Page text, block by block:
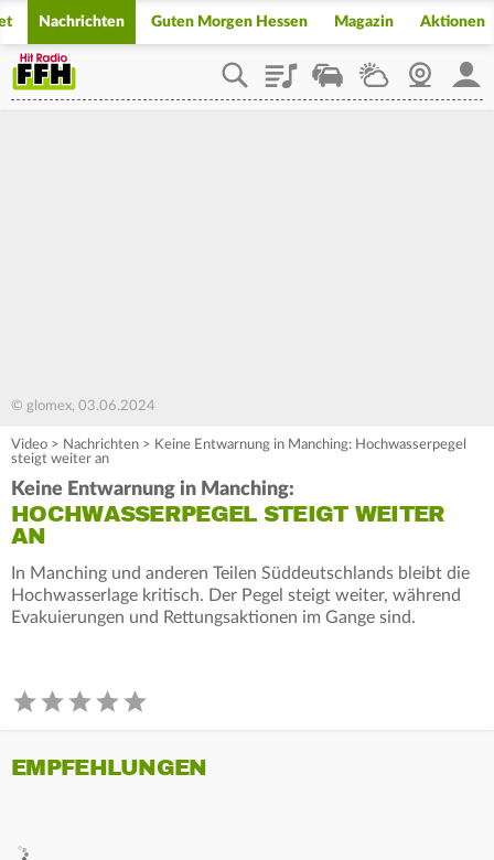
Nachrichten Guten Morgen Hessen Magazin Aktionen
PlaylistStaupilotWetterWebcam
© glomex, 03.06.2024
Video > Nachrichten > Keine Entwarnung in Manching: Hochwasserpegel
steigt weiter an
Keine Entwarnung in Manching:
HOCHWASSERPEGEL STEIGT WEITER
AN
In Manching und anderen Teilen Süddeutschlands bleibt die
Hochwasserlage kritisch. Der Pegel steigt weiter, während
Evakuierungen und Rettungsaktionen im Gange sind.
EMPFEHLUNGEN